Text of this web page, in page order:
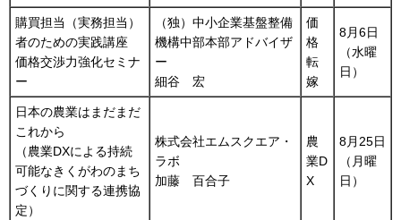
購買担当（実務担当）
者のための実践講座
価格交渉力強化セミナ
ー
（独）中小企業基盤整備
機構中部本部アドバイザ
ー
細谷 宏
価
格
転
嫁
8月6日
（水曜
日）
日本の農業はまだまだ
これから
（農業DXによる持続
可能なきくがわのまち
づくりに関する連携協
定）
株式会社エムスクエア・
ラボ
加藤 百合子
農
業D
X
8月25日
（月曜
日）